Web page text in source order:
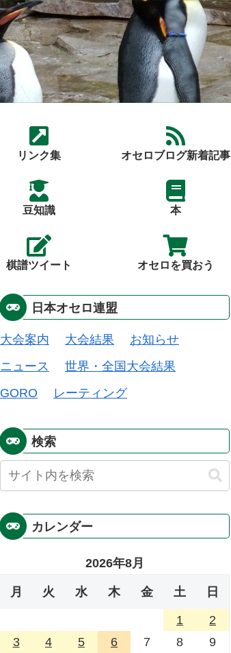
リンク集 オセロブログ新着記事
豆知識 本
棋譜ツイート オセロを買おう
日本オセロ連盟
大会案内 大会結果
お知らせ
ニュース
世界・全国大会結果
GORO
レーティング
検索
カレンダー
2026年8月
月 火 水 木 金 土 日
1
2
3
4 5 6 7 8
9